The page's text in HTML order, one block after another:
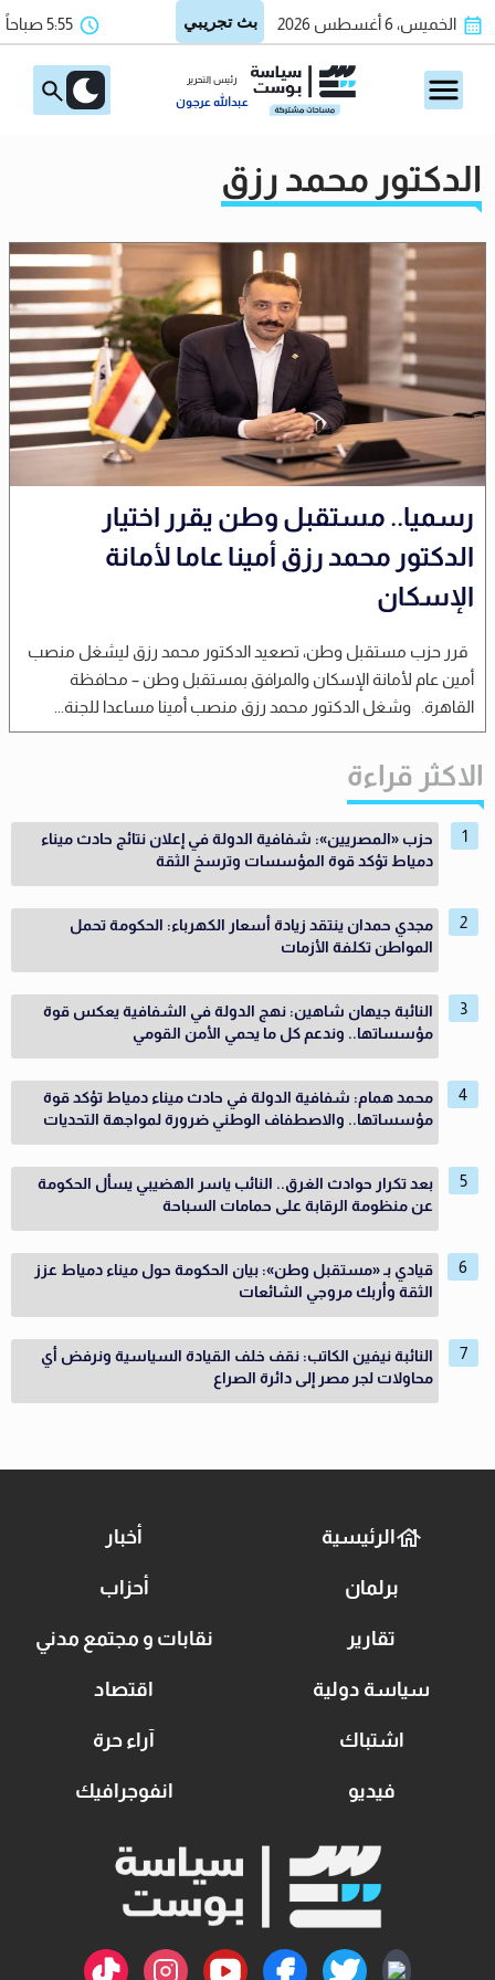
الخميس، 6 أغسطس 2026 5:55 صباحاً
رئيس التحرير
عبدالله عرجون
الدكتور محمد رزق
رسميا.. مستقبل وطن يقرر اختيار
الدكتور محمد رزق أمينا عاما لأمانة
الإسكان
قرر حزب مستقبل وطن، تصعيد الدكتور محمد رزق ليشغل منصب
أمين عام لأمانة الإسكان والمرافق بمستقبل وطن – محافظة
القاهرة. وشغل الدكتور محمد رزق منصب أمينا مساعدا للجنة...
الاكثر قراءة
حزب «المصريين»: شفافية الدولة في إعلان نتائج حادث ميناء
دمياط تؤكد قوة المؤسسات وترسخ الثقة
مجدي حمدان ينتقد زيادة أسعار الكهرباء: الحكومة تحمل
المواطن تكلفة الأزمات
النائبة جيهان شاهين: نهج الدولة في الشفافية يعكس قوة
مؤسساتها.. وندعم كل ما يحمي الأمن القومي
محمد همام: شفافية الدولة في حادث ميناء دمياط تؤكد قوة
مؤسساتها.. والاصطفاف الوطني ضرورة لمواجهة التحديات
بعد تكرار حوادث الغرق.. النائب ياسر الهضيبي يسأل الحكومة
عن منظومة الرقابة على حمامات السباحة
قيادي بـ «مستقبل وطن»: بيان الحكومة حول ميناء دمياط عزز
الثقة وأربك مروجي الشائعات
النائبة نيفين الكاتب: نقف خلف القيادة السياسية ونرفض أي
محاولات لجر مصر إلى دائرة الصراع
الرئيسية أخبار
برلمان أحزاب
تقارير نقابات و مجتمع مدني
سياسة دولية اقتصاد
اشتباك آراء حرة
فيديو انفوجرافيك